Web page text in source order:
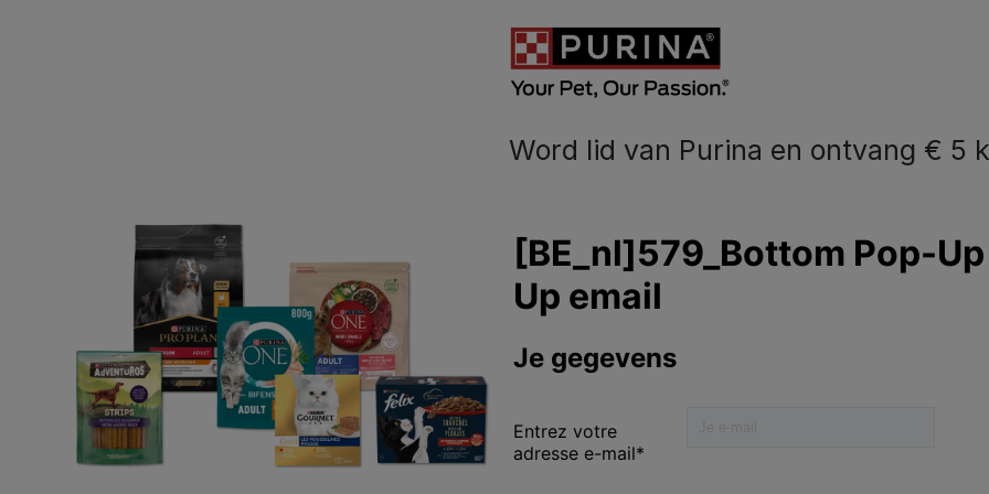
Word lid van Purina en ontvang € 5
Op zoek naar een huisdier
Kattenvoer
Gezondheid en Verzorging
Over Purina
Onze impact
Toegankelijkheidsverklaring